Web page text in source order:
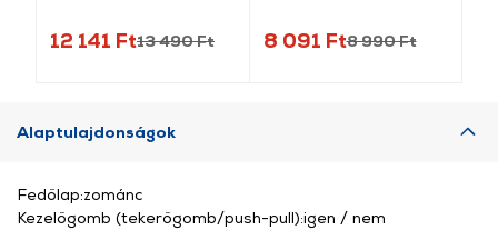
12 141 Ft13 490 Ft 8 091 Ft8 990 Ft
Alaptulajdonságok
Fedőlap:zománc
Kezelőgomb (tekerőgomb/push-pull):igen / nem